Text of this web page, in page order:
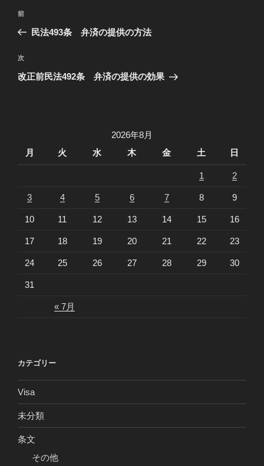
投
ビ
ゲ
過
去
投
稿
前
民法493条 弁済の提供の方法
次
の
次
改正前民法492条 弁済の提供の効果
2026年8月
月
火 水 木 金 土 日
« 7月
1 2
3 4 5 6 7 8 9
10 11 12 13 14 15 16
17 18 19 20 21 22 23
24 25 26 27 28 29 30
31
カテゴリー
Visa
未分類
条文
その他